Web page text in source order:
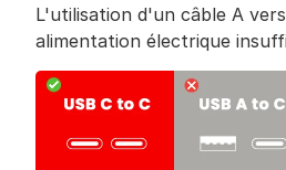
L'utilisation d'un câble A
alimentation électrique